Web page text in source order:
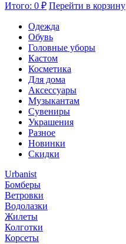
Итого: 0 ₽ Перейти в корзину
Одежда
Обувь
Головные уборы
Кастом
Косметика
Для дома
Аксессуары
Музыкантам
Сувениры
Украшения
Разное
Новинки
Скидки
Urbanist
Бомберы
Ветровки
Водолазки
Жилеты
Колготки
Корсеты